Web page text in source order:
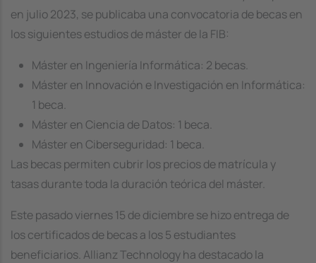
en julio 2023, se publicaba una convocatoria de becas en
los siguientes estudios de máster de la FIB:
Máster en Ingeniería Informática: 2 becas.
Máster en Innovación e Investigación en Informática:
1 beca.
Máster en Ciencia de Datos: 1 beca.
Máster en Ciberseguridad: 1 beca.
Las becas permiten cubrir los precios de matrícula y
tasas durante toda la duración teórica del máster.
Este pasado viernes 15 de diciembre se hizo entrega de
los certificados de becas a los 5 estudiantes
beneficiarios. Allianz Technology ha destacado la